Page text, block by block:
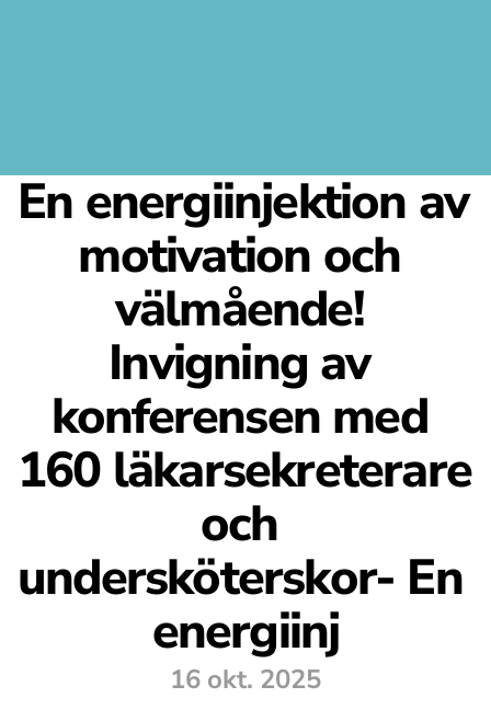
En energiinjektion av
motivation och
välmående!
Invigning av
konferensen med
160 läkarsekreterare
och
undersköterskor- En
energiinj
16 okt. 2025